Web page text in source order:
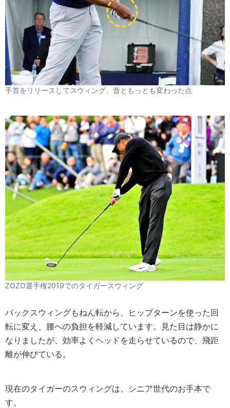
手首をリリースしてスウィング。昔ともっとも変わった点
ZOZO選手権2019でのタイガースウィング
バックスウィングもねん転から、ヒップターンを使った回
転に変え、腰への負担を軽減しています。見た目は静かに
なりましたが、効率よくヘッドを走らせているので、飛距
離が伸びている。
現在のタイガーのスウィングは、シニア世代のお手本で
す。